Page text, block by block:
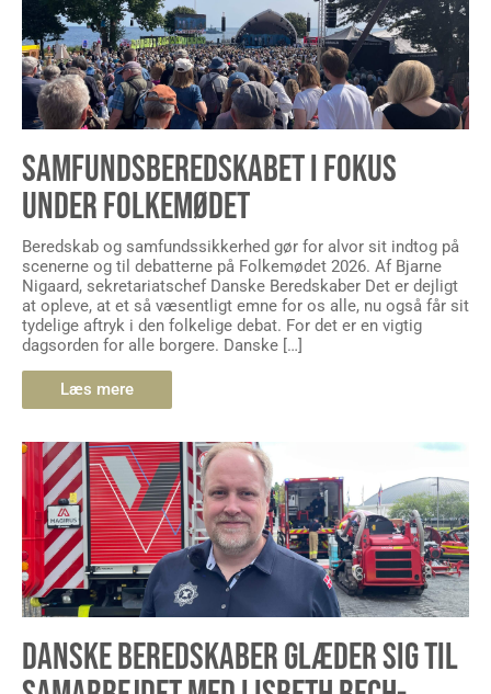
SAMFUNDSBEREDSKABET I FOKUS
UNDER FOLKEMØDET
Beredskab og samfundssikkerhed gør for alvor sit indtog på
scenerne og til debatterne på Folkemødet 2026. Af Bjarne
Nigaard, sekretariatschef Danske Beredskaber Det er dejligt
at opleve, at et så væsentligt emne for os alle, nu også får sit
tydelige aftryk i den folkelige debat. For det er en vigtig
dagsorden for alle borgere. Danske […]
Læs mere
DANSKE BEREDSKABER GLÆDER SIG TIL